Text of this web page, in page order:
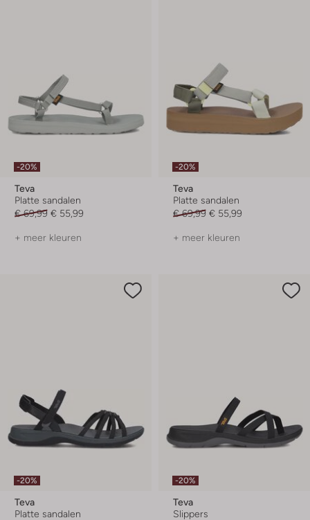
-20%
Teva
Platte sandalen
€ 69,99 € 55,99
+ meer kleuren
-20%
Teva
Platte sandalen
€ 69,99 € 55,99
+ meer kleuren
-20%
Teva
Platte sandalen
-20%
Teva
Slippers